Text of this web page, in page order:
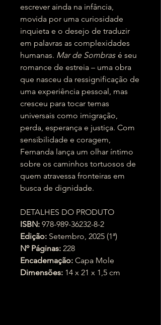
escrever ainda na infância,
movida por uma curiosidade
inquieta e o desejo de traduzir
em palavras as complexidades
humanas. Mar de Sombras é seu
romance de estreia – uma obra
que nasceu da ressignificação de
uma experiência pessoal, mas
cresceu para tocar temas
universais como imigração,
perda, esperança e justiça. Com
sensibilidade e coragem,
Fernanda lança um olhar íntimo
sobre os caminhos tortuosos de
quem atravessa fronteiras em
busca de dignidade.
DETALHES DO PRODUTO
ISBN: 978-989-36232-8-2
Edição: Setembro, 2025 (1ª)
Nº Páginas: 228
Encadernação: Capa Mole
Dimensões: 14 x 21 x 1,5 cm